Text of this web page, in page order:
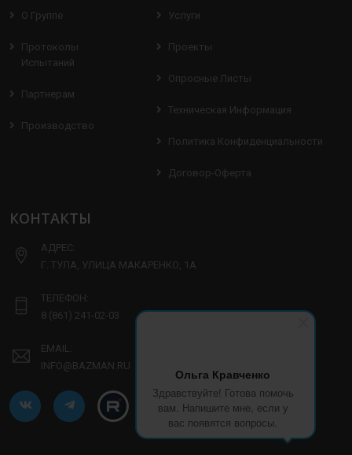
Ольга Кравченко
Здравствуйте! Готова помочь
вам. Напишите мне, если у
вас появятся вопросы.
О Группе
Протоколы
Испытаний
Партнерам
Производство
Услуги
Проекты
Опросные Листы
Техническая Информация
Политика Конфиденциальности
Договор-Оферта
КОНТАКТЫ
АДРЕС:
Г. ТУЛА, УЛИЦА МАКАРЕНКО, 1А
ТЕЛЕФОН:
8 (861) 241-02-03
EMAIL:
INFO@BAZMAN.RU